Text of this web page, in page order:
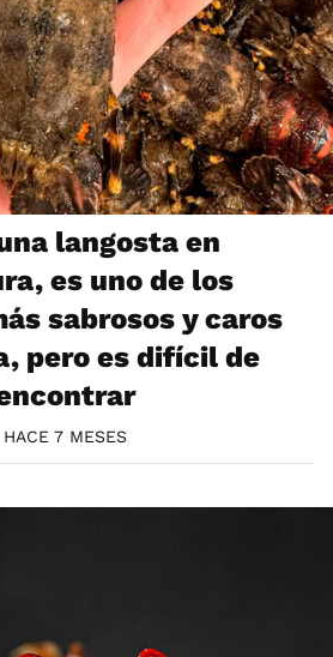
langosta en
es uno de los
sabrosos y caros
pero es difícil de
HACE 7 MESES